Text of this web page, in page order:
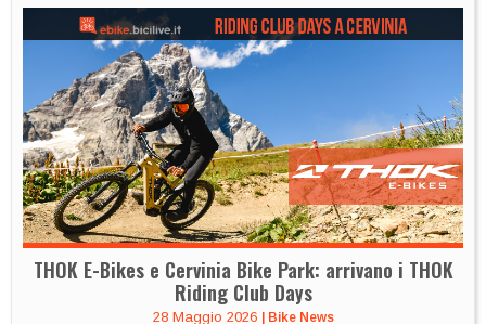
THOK E-Bikes e Cervinia Bike Park: arrivano i THOK
Riding Club Days
28 Maggio 2026 | Bike News